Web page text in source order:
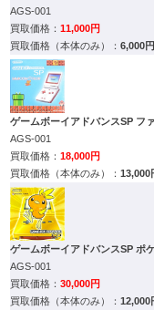
AGS-001
11,000円
6,000円
ゲームボーイアドバンスSP フ
AGS-001
18,000円
13,000
ゲームボーイアドバンスSP ポ
AGS-001
30,000円
12,000